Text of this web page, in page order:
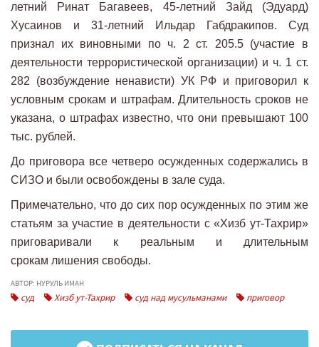
летний Ринат Багавеев, 45-летний Зайд (Эдуард)
Хусаинов и 31-летний Ильдар Габдракипов. Суд
признал их виновными по ч. 2 ст. 205.5 (участие в
деятельности террористической организации) и ч. 1 ст.
282 (возбуждение ненависти) УК РФ и приговорил к
условным срокам и штрафам. Длительность сроков не
указана, о штрафах известно, что они превышают 100
тыс. рублей.
До приговора все четверо осужденных содержались в
СИЗО и были освобождены в зале суда.
Примечательно, что до сих пор осужденных по этим же
статьям за участие в деятельности с «Хизб ут-Тахрир»
приговаривали к реальным и длительным
срокам лишения свободы.
АВТОР: НУРУЛЬ ИМАН
суд Хизб ут-Тахрир суд над мусульманами приговор